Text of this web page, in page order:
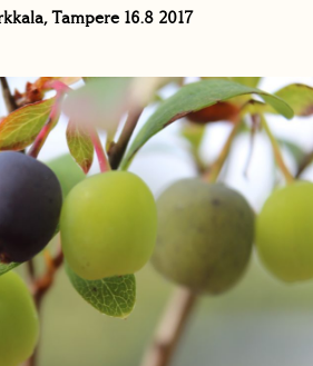
Tampere 16.8 2017